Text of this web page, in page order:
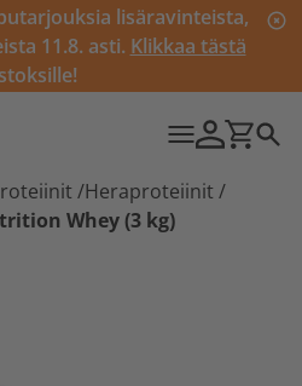
lisäravinteista,
11.8. asti. Klikkaa tästä
/Heraproteiinit /
Whey (3 kg)